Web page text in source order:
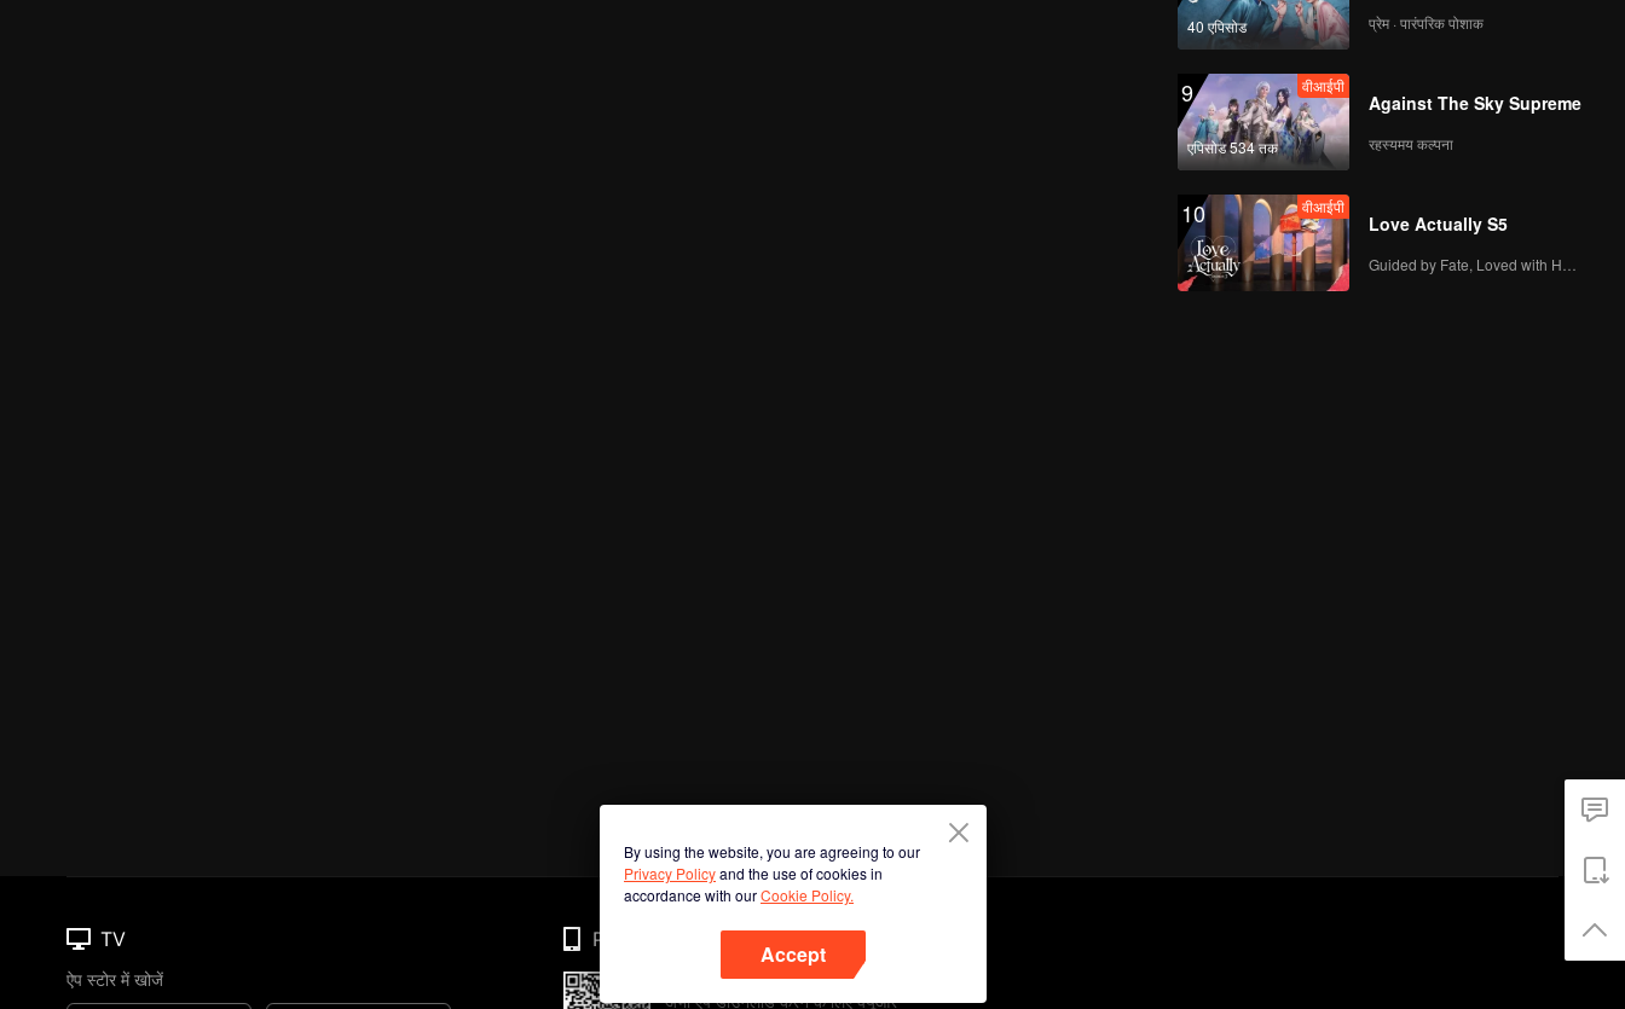
40 एपिसोड प्रेम · पारंपरिक पोशाक
9
एपिसोड 534 तक
वीआईपी
Against The Sky Supreme
रहस्यमय कल्पना
10 वीआईपी
Love Actually S5
By using the website, you are agreeing to our
Privacy Policyand the use of cookies in
accordance with ourCookie Policy.
Accept
TV
ऐप स्टोर में खोजें
Phone
अभी ऐप डाउनलोड करने के लिए क्यूआर